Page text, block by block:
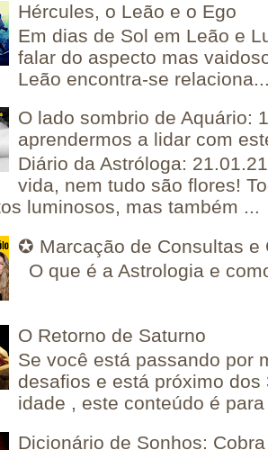
Hércules, o Leão e o Ego
Em dias de Sol em Leão e
falar do aspecto mas
Leão encontra-se
O lado sombrio de Aquário:
aprendermos a lidar com
Diário da Astróloga:
vida, nem tudo são flores!
luminosos, mas também ...
✪ Marcação de Consultas e
O que é a Astrologia e
O Retorno de Saturno
Se você está passando por
desafios e está próximo
idade , este conteúdo é
Dicionário de Sonhos: Cobra